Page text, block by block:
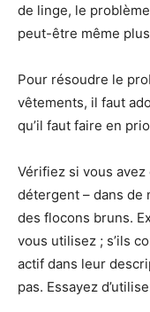
de linge, le
peut-être même
Pour résoudre le
vêtements, il faut
qu’il faut faire en
Vérifiez si vous
détergent – dans de
des flocons bruns.
vous utilisez ; s’ils
actif dans leur
pas. Essayez